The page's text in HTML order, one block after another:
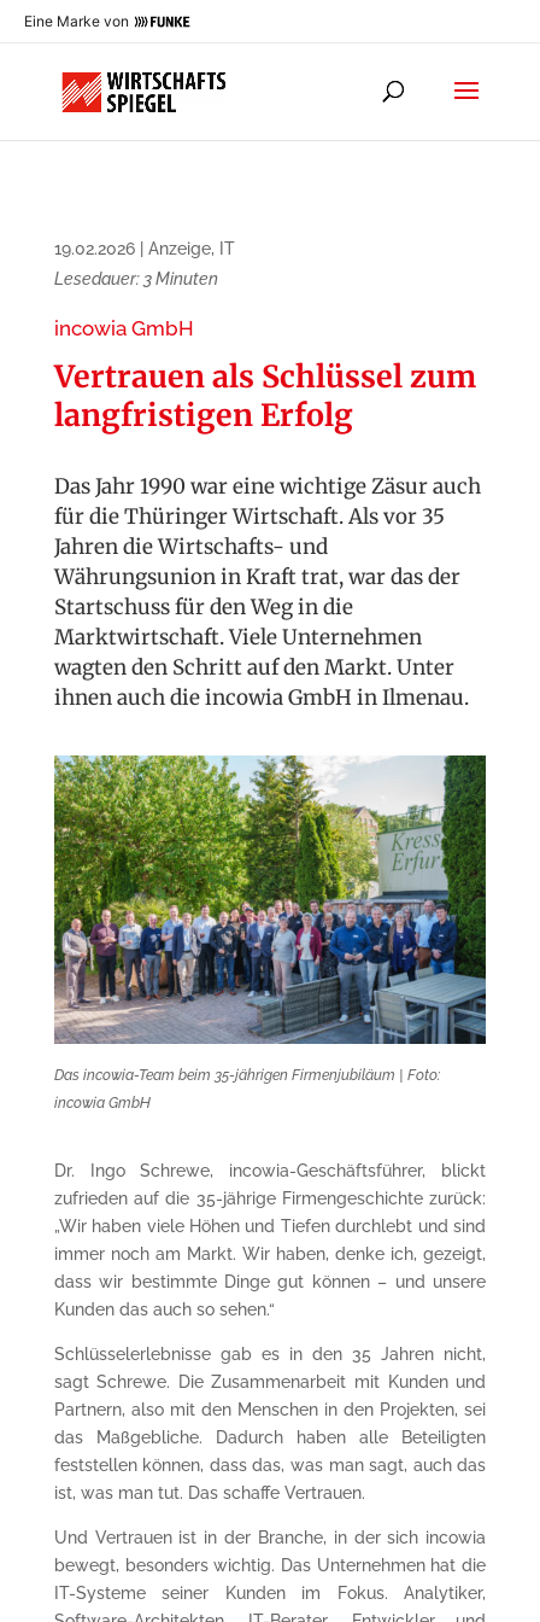
Eine Marke von
19.02.2026| Anzeige, IT
Lesedauer: 3 Minuten
incowia GmbH
Vertrauen als Schlüssel zum
langfristigen Erfolg
Das Jahr 1990 war eine wichtige Zäsur auch
für die Thüringer Wirtschaft. Als vor 35
Jahren die Wirtschafts- und
Währungsunion in Kraft trat, war das der
Startschuss für den Weg in die
Marktwirtschaft. Viele Unternehmen
wagten den Schritt auf den Markt. Unter
ihnen auch die incowia GmbH in Ilmenau.
Das incowia-Team beim 35-jährigen Firmenjubiläum | Foto:
incowia GmbH
Dr. Ingo Schrewe, incowia-Geschäftsführer, blickt
zufrieden auf die 35-jährige Firmengeschichte zurück:
„Wir haben viele Höhen und Tiefen durchlebt und sind
immer noch am Markt. Wir haben, denke ich, gezeigt,
dass wir bestimmte Dinge gut können – und unsere
Kunden das auch so sehen.“
Schlüsselerlebnisse gab es in den 35 Jahren nicht,
sagt Schrewe. Die Zusammenarbeit mit Kunden und
Partnern, also mit den Menschen in den Projekten, sei
das Maßgebliche. Dadurch haben alle Beteiligten
feststellen können, dass das, was man sagt, auch das
ist, was man tut. Das schaffe Vertrauen.
Und Vertrauen ist in der Branche, in der sich incowia
bewegt, besonders wichtig. Das Unternehmen hat die
IT-Systeme seiner Kunden im Fokus. Analytiker,